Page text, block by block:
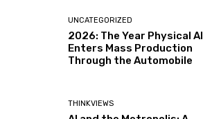
UNCATEGORIZED
2026: The Year Physical AI
Enters Mass Production
Through the Automobile
THINKVIEWS